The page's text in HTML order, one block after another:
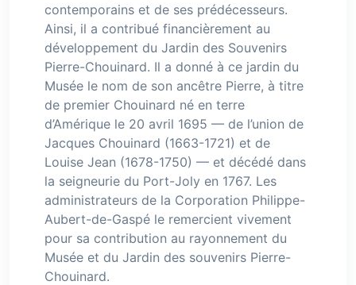
contemporains et de ses prédécesseurs.
Ainsi, il a contribué financièrement au
développement du Jardin des Souvenirs
Pierre-Chouinard. Il a donné à ce jardin du
Musée le nom de son ancêtre Pierre, à titre
de premier Chouinard né en terre
d’Amérique le 20 avril 1695 — de l’union de
Jacques Chouinard (1663-1721) et de
Louise Jean (1678-1750) — et décédé dans
la seigneurie du Port-Joly en 1767. Les
administrateurs de la Corporation Philippe-
Aubert-de-Gaspé le remercient vivement
pour sa contribution au rayonnement du
Musée et du Jardin des souvenirs Pierre-
Chouinard.